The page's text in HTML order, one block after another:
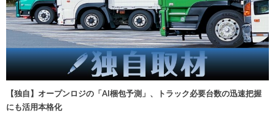
【独自】オープンロジの「AI梱包予測」、トラック必要台数の迅速把握
にも活用本格化